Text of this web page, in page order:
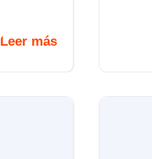
Leer más